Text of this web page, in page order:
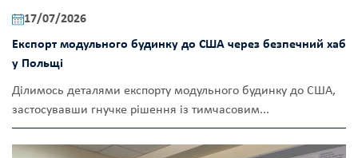
17/07/2026
Експорт модульного будинку до США через безпечний хаб
у Польщі
Ділимось деталями експорту модульного будинку до США,
застосувавши гнучке рішення із тимчасовим...